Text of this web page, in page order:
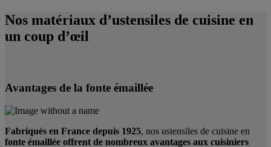
Nos matériaux d’ustensiles de cuisine en
un coup d’œil
Avantages de la fonte émaillée
Fabriqués en France depuis 1925, nos ustensiles de cuisine en
fonte émaillée offrent de nombreux avantages aux cuisiniers